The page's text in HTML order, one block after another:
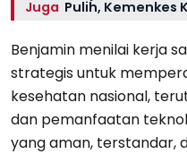
Juga Pulih, Kemenkes
Benjamin menilai kerja
strategis untuk
kesehatan nasional,
dan pemanfaatan
yang aman, terstandar,